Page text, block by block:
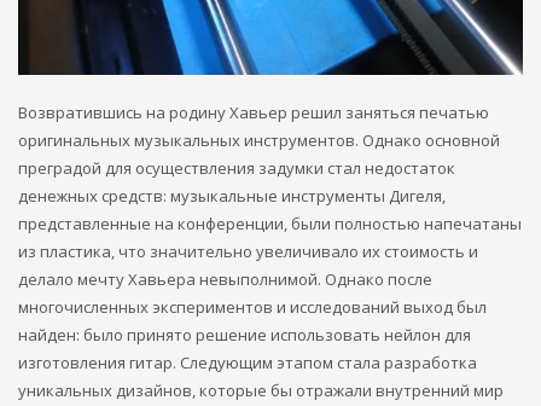
Возвратившись на родину Хавьер решил заняться печатью
оригинальных музыкальных инструментов. Однако основной
преградой для осуществления задумки стал недостаток
денежных средств: музыкальные инструменты Дигеля,
представленные на конференции, были полностью напечатаны
из пластика, что значительно увеличивало их стоимость и
делало мечту Хавьера невыполнимой. Однако после
многочисленных экспериментов и исследований выход был
найден: было принято решение использовать нейлон для
изготовления гитар. Следующим этапом стала разработка
уникальных дизайнов, которые бы отражали внутренний мир